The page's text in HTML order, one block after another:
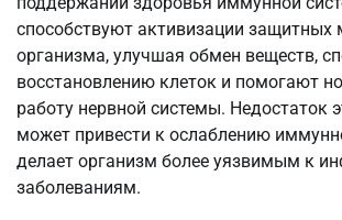
способствуют активизации защитных
организма, улучшая обмен веществ,
восстановлению клеток и помогают
работу нервной системы. Недостаток
может привести к ослаблению
делает организм более уязвимым к
заболеваниям.